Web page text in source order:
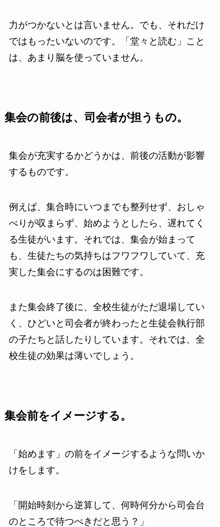
力がつかないとは言いません。でも、それだけ
ではもったいないのです。「堂々と読む」こと
は、あまり脳を使っていません。
集会の前後は、司会者が担うもの。
集会が充実するかどうかは、前後の活動が影響
するものです。
例えば、集合時にいつまでも整列せず、おしゃ
べりが収まらず、始めようとしたら、遅れてく
る生徒がいます。それでは、集会が始まって
も、生徒たちの気持ちはフワフワしていて、充
実した集会にするのは困難です。
また集会終了後に、全校生徒がただ退場してい
く、ひどいと司会者が終わったと生徒会執行部
の子たちと話したりしています。それでは、全
校生徒の効果は薄いでしょう。
集会前をイメージする。
「始めます」の前をイメージするような問いか
けをします。
「開始時刻から逆算して、何時何分から司会台
のところで待つべきだと思う？」